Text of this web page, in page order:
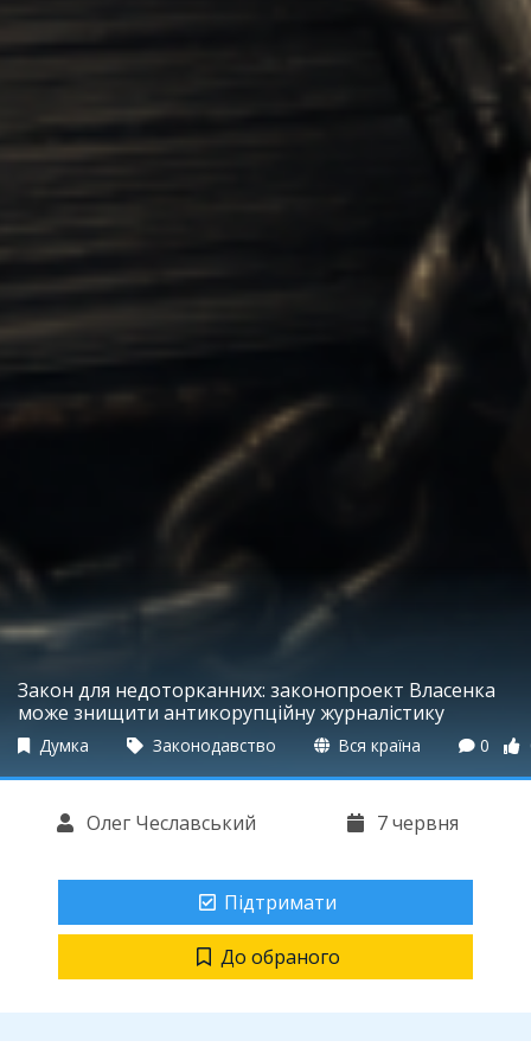
Закон для недоторканних: законопроект Власенка
може знищити антикорупційну журналістику
Думка Законодавство Вся країна 0
Олег Чеславський 7 червня
Підтримати
До обраного